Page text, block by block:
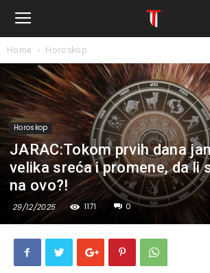
Home Horoskop
Horoskop
JARAC:Tokom prvih dana
velika sreća i promene, da li
na ovo?!
29/12/2025 1171 0